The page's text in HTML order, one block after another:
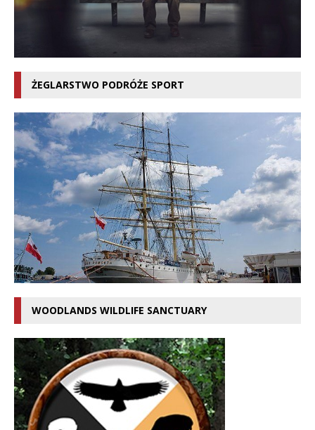
ŻEGLARSTWO PODRÓŻE SPORT
WOODLANDS WILDLIFE SANCTUARY